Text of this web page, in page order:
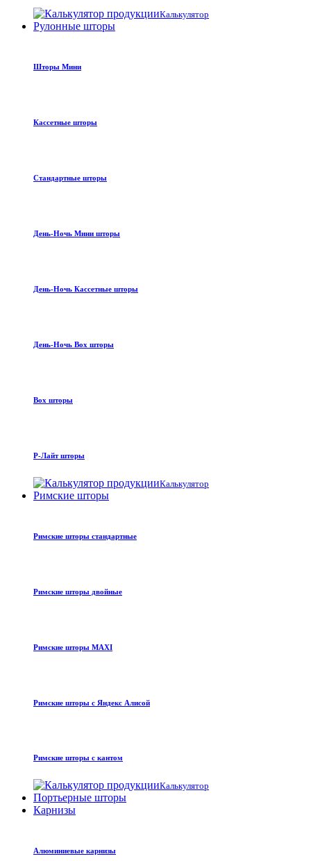
Калькулятор
Рулонные шторы
Шторы Мини
Кассетные шторы
Стандартные шторы
День-Ночь Мини шторы
День-Ночь Кассетные шторы
День-Ночь Box шторы
Box шторы
Р-Лайт шторы
Калькулятор
Римские шторы
Римские шторы стандартные
Римские шторы двойные
Римские шторы MAXI
Римские шторы с Яндекс Алисой
Римские шторы с кантом
Калькулятор
Портьерные шторы
Карнизы
Алюминиевые карнизы